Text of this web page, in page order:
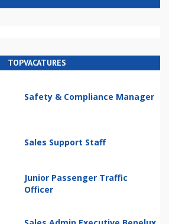
TOPVACATURES
Safety & Compliance Manager
Sales Support Staff
Junior Passenger Traffic
Officer